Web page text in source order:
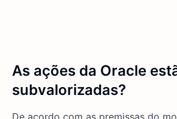
As ações da Oracle
subvalorizadas?
De acordo com as premissas do